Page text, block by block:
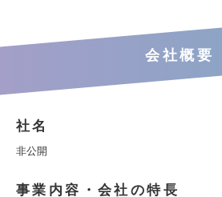
会社概要
社名
非公開
事業内容・会社の特長